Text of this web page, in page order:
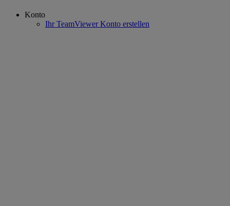
Konto
Ihr TeamViewer Konto erstellen